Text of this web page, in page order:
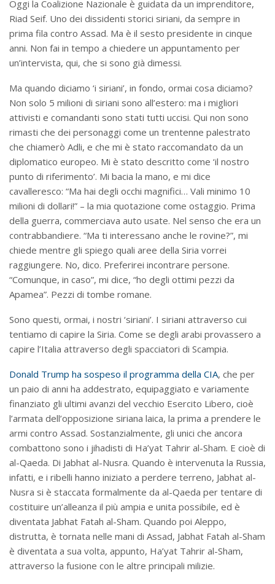
Oggi la Coalizione Nazionale è guidata da un imprenditore,
Riad Seif. Uno dei dissidenti storici siriani, da sempre in
prima fila contro Assad. Ma è il sesto presidente in cinque
anni. Non fai in tempo a chiedere un appuntamento per
un’intervista, qui, che si sono già dimessi.
Ma quando diciamo ‘i siriani’, in fondo, ormai cosa diciamo?
Non solo 5 milioni di siriani sono all’estero: ma i migliori
attivisti e comandanti sono stati tutti uccisi. Qui non sono
rimasti che dei personaggi come un trentenne palestrato
che chiamerò Adli, e che mi è stato raccomandato da un
diplomatico europeo. Mi è stato descritto come ‘il nostro
punto di riferimento’. Mi bacia la mano, e mi dice
cavalleresco: “Ma hai degli occhi magnifici… Vali minimo 10
milioni di dollari!” – la mia quotazione come ostaggio. Prima
della guerra, commerciava auto usate. Nel senso che era un
contrabbandiere. “Ma ti interessano anche le rovine?”, mi
chiede mentre gli spiego quali aree della Siria vorrei
raggiungere. No, dico. Preferirei incontrare persone.
“Comunque, in caso”, mi dice, “ho degli ottimi pezzi da
Apamea”. Pezzi di tombe romane.
Sono questi, ormai, i nostri ‘siriani’. I siriani attraverso cui
tentiamo di capire la Siria. Come se degli arabi provassero a
capire l’Italia attraverso degli spacciatori di Scampia.
Donald Trump ha sospeso il programma della CIA, che per
un paio di anni ha addestrato, equipaggiato e variamente
finanziato gli ultimi avanzi del vecchio Esercito Libero, cioè
l’armata dell’opposizione siriana laica, la prima a prendere le
armi contro Assad. Sostanzialmente, gli unici che ancora
combattono sono i jihadisti di Ha’yat Tahrir al-Sham. E cioè di
al-Qaeda. Di Jabhat al-Nusra. Quando è intervenuta la Russia,
infatti, e i ribelli hanno iniziato a perdere terreno, Jabhat al-
Nusra si è staccata formalmente da al-Qaeda per tentare di
costituire un’alleanza il più ampia e unita possibile, ed è
diventata Jabhat Fatah al-Sham. Quando poi Aleppo,
distrutta, è tornata nelle mani di Assad, Jabhat Fatah al-Sham
è diventata a sua volta, appunto, Ha’yat Tahrir al-Sham,
attraverso la fusione con le altre principali milizie.